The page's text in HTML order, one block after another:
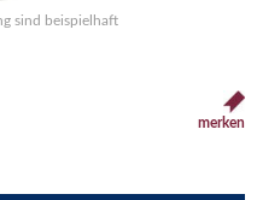
sind beispielhaft
merken